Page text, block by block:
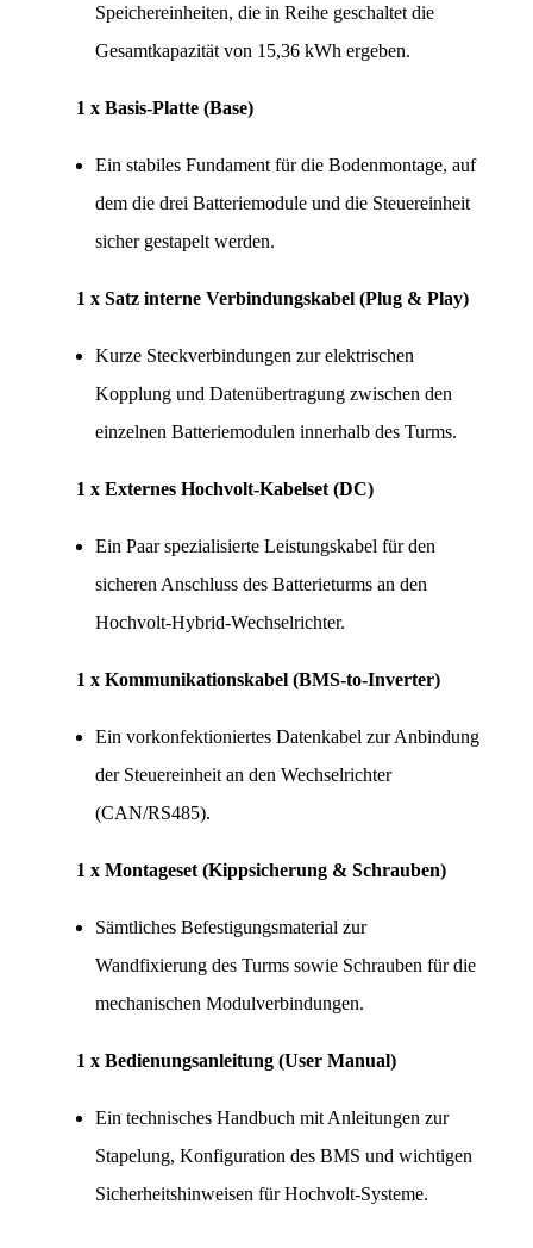
Speichereinheiten, die in Reihe geschaltet die
Gesamtkapazität von 15,36 kWh ergeben.
1 x Basis-Platte (Base)
Ein stabiles Fundament für die Bodenmontage, auf
dem die drei Batteriemodule und die Steuereinheit
sicher gestapelt werden.
1 x Satz interne Verbindungskabel (Plug & Play)
Kurze Steckverbindungen zur elektrischen
Kopplung und Datenübertragung zwischen den
einzelnen Batteriemodulen innerhalb des Turms.
1 x Externes Hochvolt-Kabelset (DC)
Ein Paar spezialisierte Leistungskabel für den
sicheren Anschluss des Batterieturms an den
Hochvolt-Hybrid-Wechselrichter.
1 x Kommunikationskabel (BMS-to-Inverter)
Ein vorkonfektioniertes Datenkabel zur Anbindung
der Steuereinheit an den Wechselrichter
(CAN/RS485).
1 x Montageset (Kippsicherung & Schrauben)
Sämtliches Befestigungsmaterial zur
Wandfixierung des Turms sowie Schrauben für die
mechanischen Modulverbindungen.
1 x Bedienungsanleitung (User Manual)
Ein technisches Handbuch mit Anleitungen zur
Stapelung, Konfiguration des BMS und wichtigen
Sicherheitshinweisen für Hochvolt-Systeme.